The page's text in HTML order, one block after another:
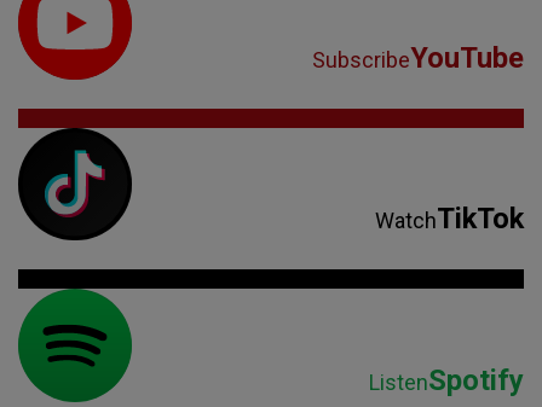
SubscribeYouTube
WatchTikTok
ListenSpotify